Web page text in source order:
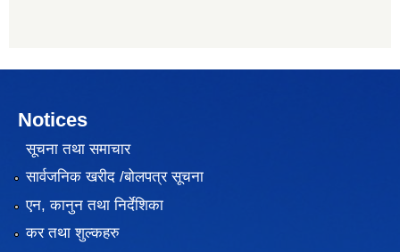
Notices
सूचना तथा समाचार
सार्वजनिक खरीद /बोलपत्र सूचना
एन, कानुन तथा निर्देशिका
कर तथा शुल्कहरु